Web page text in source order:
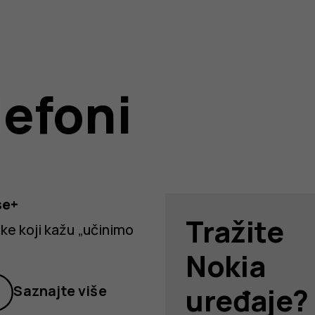
koji kažu „učinimo
Saznajte više
Tražite
Nokia
uređaje?